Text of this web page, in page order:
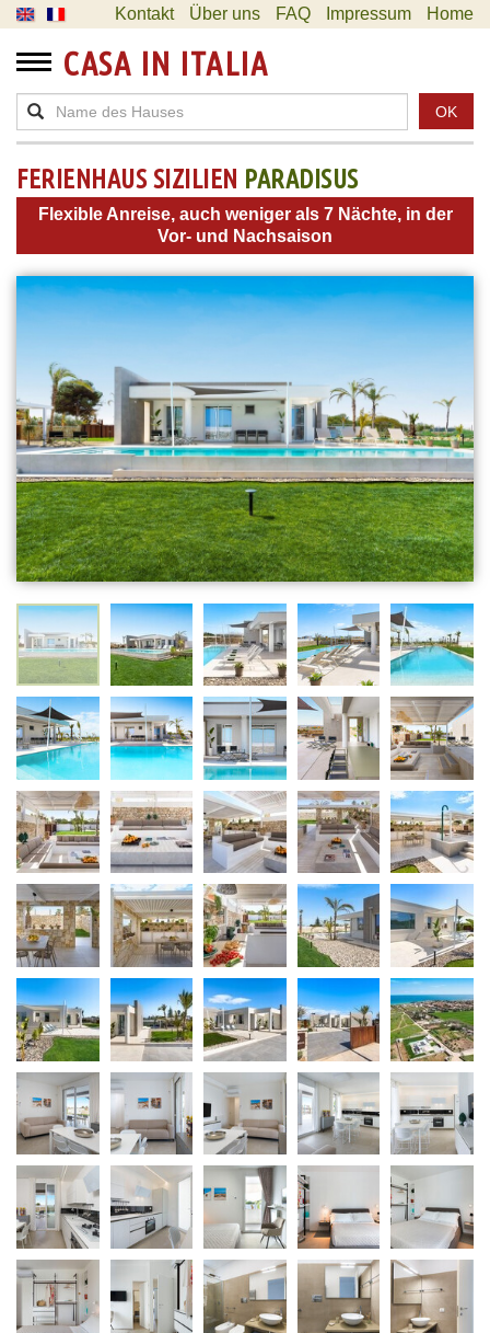
Kontakt Über uns FAQ Impressum Home
CASA IN ITALIA
OK
FERIENHAUS SIZILIEN PARADISUS
Flexible Anreise, auch weniger als 7 Nächte, in der
Vor- und Nachsaison